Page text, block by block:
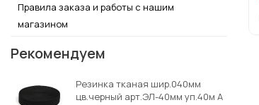
Правила заказа и работы с нашим
магазином
Рекомендуем
Резинка тканая шир.040мм
цв.черный арт.ЭЛ-40мм уп.40м А